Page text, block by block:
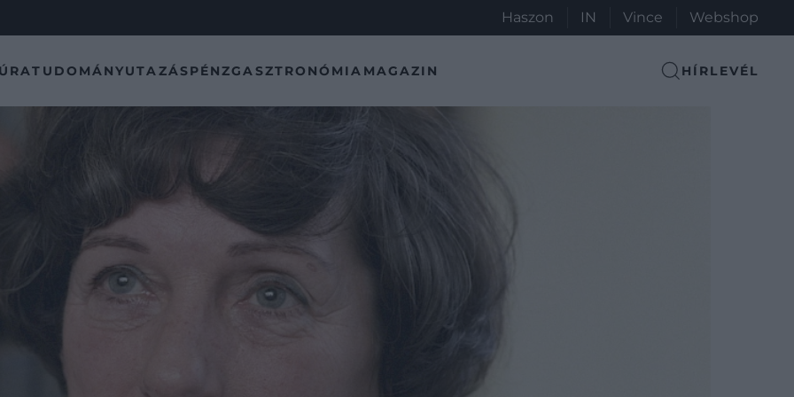
Haszon IN Vince Webshop
TUDOMÁNYUTAZÁSPÉNZGASZTRONÓMIA MAGAZIN HÍRLEVÉL